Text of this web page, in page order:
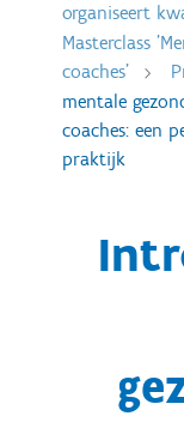
organiseert
Masterclass
coaches'
mentale
coaches: een
praktijk